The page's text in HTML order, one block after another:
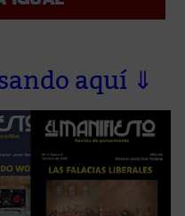
aquí ⇓